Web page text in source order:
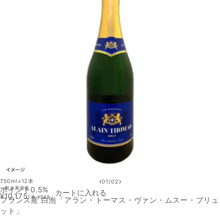
750ml×12本 ‹01 /02›
ポイント0.5%
フランス産 白泡「アラン・トーマス・ヴァン・ムスー・ブリュ
ット」
一般会員価格
¥10,1751本¥848
カートに入れる